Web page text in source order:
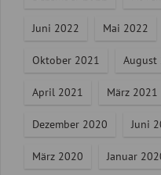
Juni 2022 Mai 2022
Oktober 2021 August
April 2021 März 2021
Dezember 2020 Juni
März 2020 Januar